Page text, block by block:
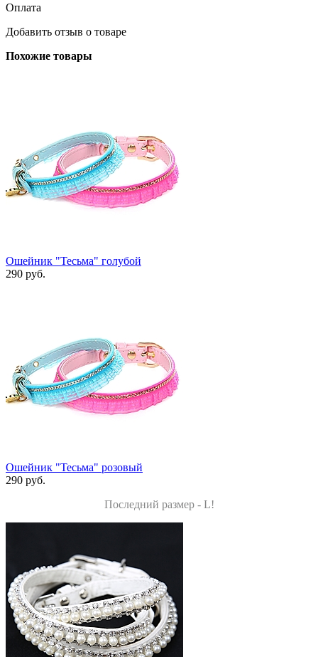
Оплата
Добавить отзыв о товаре
Похожие товары
Ошейник "Тесьма" голубой
290 руб.
Ошейник "Тесьма" розовый
290 руб.
Последний размер - L!